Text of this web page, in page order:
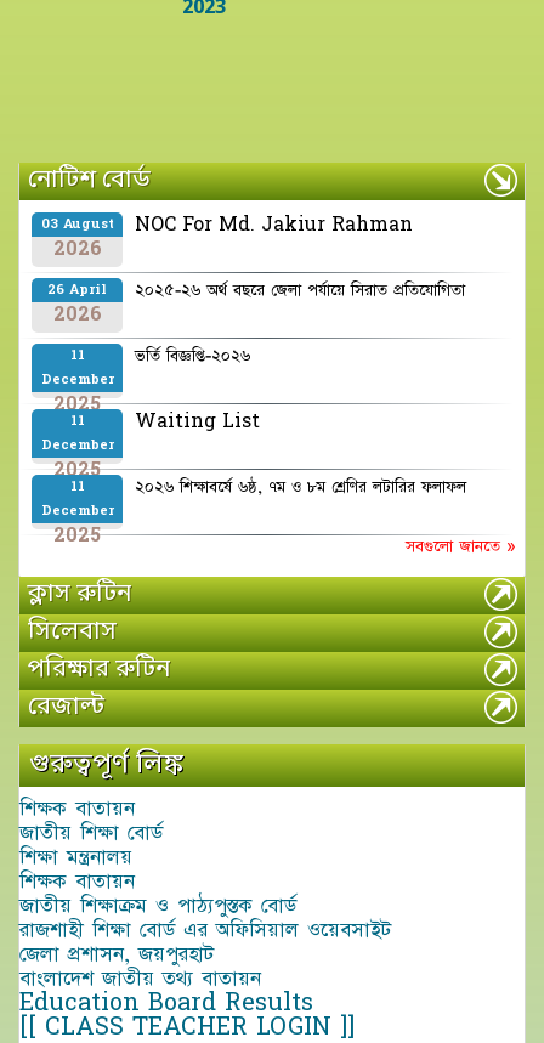
2023
নোটিশ বোর্ড
03 August
2026
NOC For Md. Jakiur Rahman
26 April
2026
২০২৫-২৬ অর্থ বছরে জেলা পর্যায়ে সিরাত প্রতিযোগিতা
11
December
2025
ভর্তি বিজ্ঞপ্তি-২০২৬
11
December
2025
Waiting List
11
December
2025
২০২৬ শিক্ষাবর্ষে ৬ষ্ঠ, ৭ম ও ৮ম শ্রেণির লটারির ফলাফল
সবগুলো জানতে »
ক্লাস রুটিন
সিলেবাস
পরিক্ষার রুটিন
রেজাল্ট
গুরুত্বপূর্ণ লিঙ্ক
শিক্ষক বাতায়ন
জাতীয় শিক্ষা বোর্ড
শিক্ষা মন্ত্রনালয়
শিক্ষক বাতায়ন
জাতীয় শিক্ষাক্রম ও পাঠ্যপুস্তক বোর্ড
রাজশাহী শিক্ষা বোর্ড এর অফিসিয়াল ওয়েবসাইট
জেলা প্রশাসন, জয়পুরহাট
বাংলাদেশ জাতীয় তথ্য বাতায়ন
Education Board Results
[[ CLASS TEACHER LOGIN ]]